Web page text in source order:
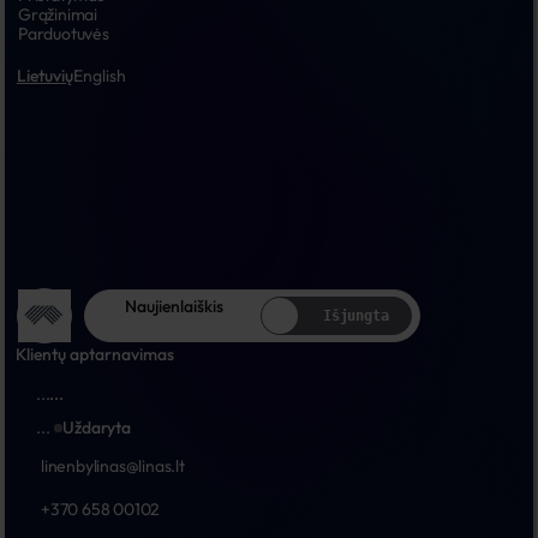
Grąžinimai
Parduotuvės
LietuviųEnglish
Naujienlaiškis Išjungta
Klientų aptarnavimas
......
...
Uždaryta
linenbylinas@linas.lt
+370 658 00102